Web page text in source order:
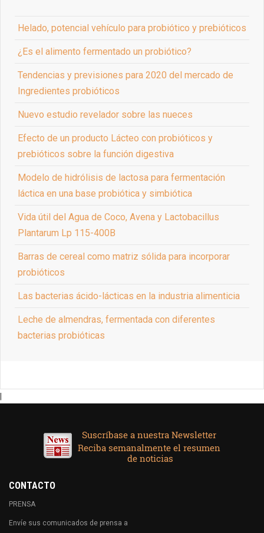
Helado, potencial vehículo para probiótico y prebióticos
¿Es el alimento fermentado un probiótico?
Tendencias y previsiones para 2020 del mercado de
Ingredientes probióticos
Nuevo estudio revelador sobre las nueces
Efecto de un producto Lácteo con probióticos y
prebióticos sobre la función digestiva
Modelo de hidrólisis de lactosa para fermentación
láctica en una base probiótica y simbiótica
Vida útil del Agua de Coco, Avena y Lactobacillus
Plantarum Lp 115-400B
Barras de cereal como matriz sólida para incorporar
probióticos
Las bacterias ácido-lácticas en la industria alimenticia
Leche de almendras, fermentada con diferentes
bacterias probióticas
CONTACTO
PRENSA
Envíe sus comunicados de prensa a